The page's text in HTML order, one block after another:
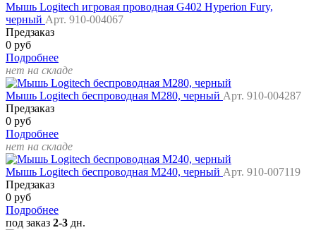
Мышь Logitech игровая проводная G402 Hyperion Fury,
черный Арт. 910-004067
Предзаказ
0 руб
Подробнее
нет на складе
Мышь Logitech беспроводная M280, черный Арт. 910-004287
Предзаказ
0 руб
Подробнее
нет на складе
Мышь Logitech беспроводная M240, черный Арт. 910-007119
Предзаказ
0 руб
Подробнее
под заказ 2-3 дн.